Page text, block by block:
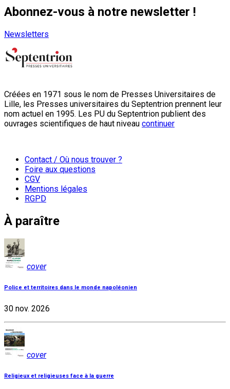
Abonnez-vous à notre newsletter !
Newsletters
Créées en 1971 sous le nom de Presses Universitaires de
Lille, les Presses universitaires du Septentrion prennent leur
nom actuel en 1995. Les PU du Septentrion publient des
ouvrages scientifiques de haut niveau continuer
Contact / Où nous trouver ?
Foire aux questions
CGV
Mentions légales
RGPD
À paraître
cover
Police et territoires dans le monde napoléonien
30 nov. 2026
cover
Religieux et religieuses face à la guerre